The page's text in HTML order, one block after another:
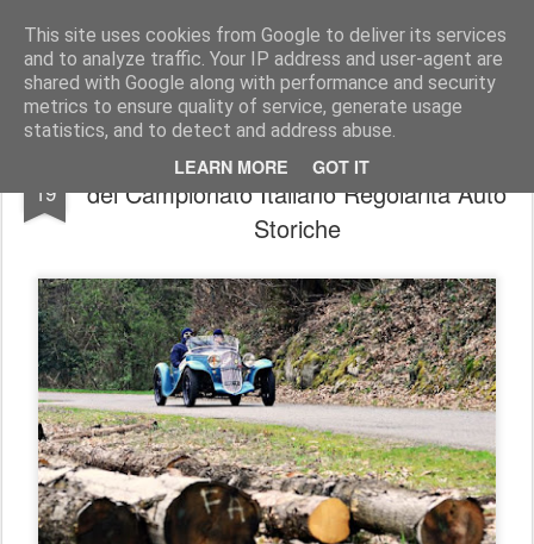
This site uses cookies from Google to deliver its services
and to analyze traffic. Your IP address and user-agent are
shared with Google along with performance and security
metrics to ensure quality of service, generate usage
statistics, and to detect and address abuse.
LEARN MORE GOT IT
AutoMotoCorse. Motorsport Random News 280912
19
CIREAS \ Il 13° Valli Biellesi, quarto atto
del Campionato Italiano Regolarità Auto
Storiche